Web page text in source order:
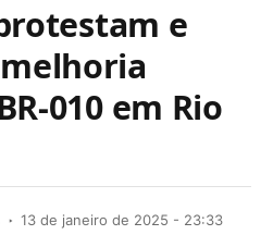
e
010 em Rio
13 de janeiro de 2025 - 23:33